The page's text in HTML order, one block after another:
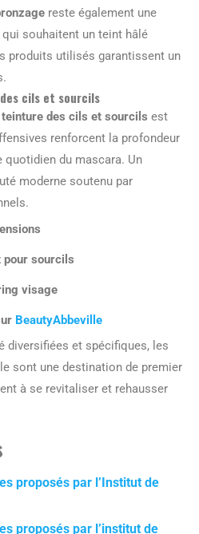
reste également une
souhaitent un teint hâlé
produits utilisés garantissent un
cils et sourcils
teinture des cils et sourcils est
renforcent la profondeur
quotidien du mascara. Un
moderne soutenu par
pour sourcils
visage
BeautyAbbeville
diversifiées et spécifiques, les
sont une destination de premier
à se revitaliser et rehausser
proposés par l’Institut de
proposés par l’institut de